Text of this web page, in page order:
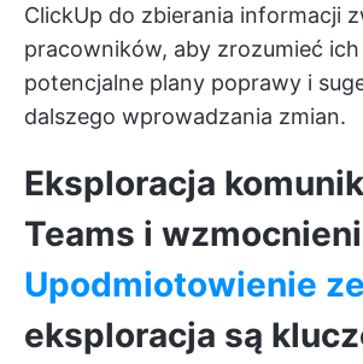
ClickUp do zbierania informacji
pracowników, aby zrozumieć
potencjalne plany poprawy i
dalszego wprowadzania zmian.
Eksploracja
Teams i
Upodmiotowienie
eksploracja są